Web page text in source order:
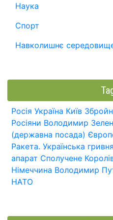
Наука
Спорт
Навколишнє
Росія Україна Київ
Росіяни Володимир
(державна посада)
Ракета. Українська гривня
апарат Сполучене
Німеччина Володимир
НАТО